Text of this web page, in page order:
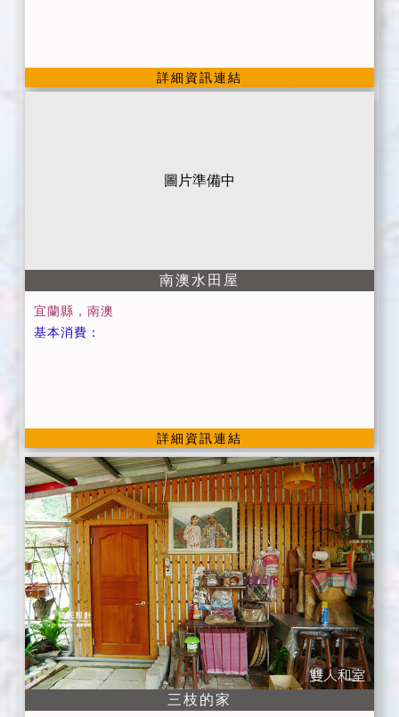
詳細資訊連結
圖片準備中
南澳水田屋
宜蘭縣，南澳
基本消費：
詳細資訊連結
三枝的家